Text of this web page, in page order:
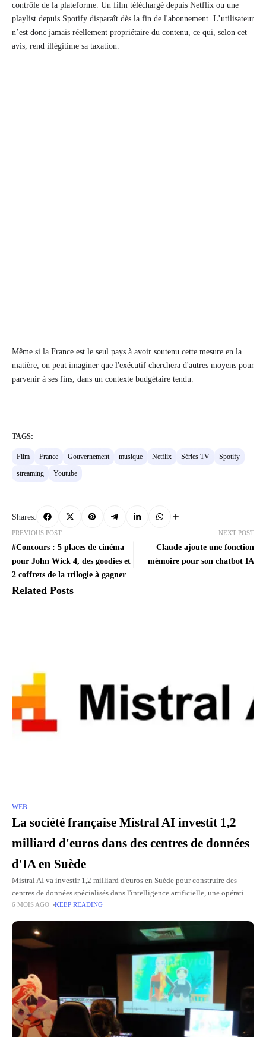
contrôle de la plateforme. Un film téléchargé depuis Netflix ou une
playlist depuis Spotify disparaît dès la fin de l'abonnement. L’utilisateur
n’est donc jamais réellement propriétaire du contenu, ce qui, selon cet
avis, rend illégitime sa taxation.
Même si la France est le seul pays à avoir soutenu cette mesure en la
matière, on peut imaginer que l'exécutif cherchera d'autres moyens pour
parvenir à ses fins, dans un contexte budgétaire tendu.
TAGS:
Film France Gouvernement musique Netflix Séries TV
Spotify
streaming
Youtube
Shares:
PREVIOUS POST
#Concours : 5 places de cinéma
pour John Wick 4, des goodies et
2 coffrets de la trilogie à gagner
NEXT POST
Claude ajoute une fonction
mémoire pour son chatbot IA
Related Posts
WEB
La société française Mistral AI investit 1,2
milliard d'euros dans des centres de données
d'IA en Suède
Mistral AI va investir 1,2 milliard d'euros en Suède pour construire des
centres de données spécialisés dans l'intelligence artificielle, une opération
qui devrait augmenter ses capacités de calcul de 50
6 MOIS AGO KEEP READING